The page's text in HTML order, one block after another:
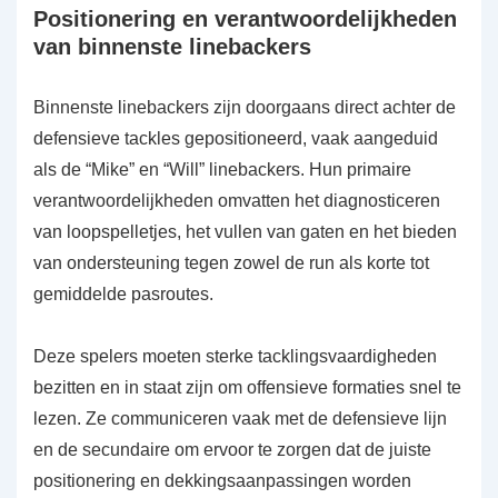
Positionering en verantwoordelijkheden
van binnenste linebackers
Binnenste linebackers zijn doorgaans direct achter de
defensieve tackles gepositioneerd, vaak aangeduid
als de “Mike” en “Will” linebackers. Hun primaire
verantwoordelijkheden omvatten het diagnosticeren
van loopspelletjes, het vullen van gaten en het bieden
van ondersteuning tegen zowel de run als korte tot
gemiddelde pasroutes.
Deze spelers moeten sterke tacklingsvaardigheden
bezitten en in staat zijn om offensieve formaties snel te
lezen. Ze communiceren vaak met de defensieve lijn
en de secundaire om ervoor te zorgen dat de juiste
positionering en dekkingsaanpassingen worden